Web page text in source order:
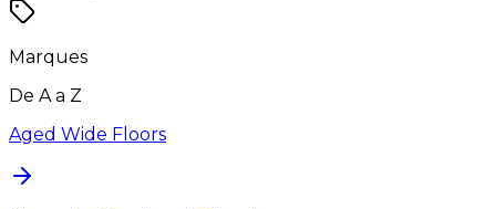
Marques
De A a Z
Aged Wide Floors